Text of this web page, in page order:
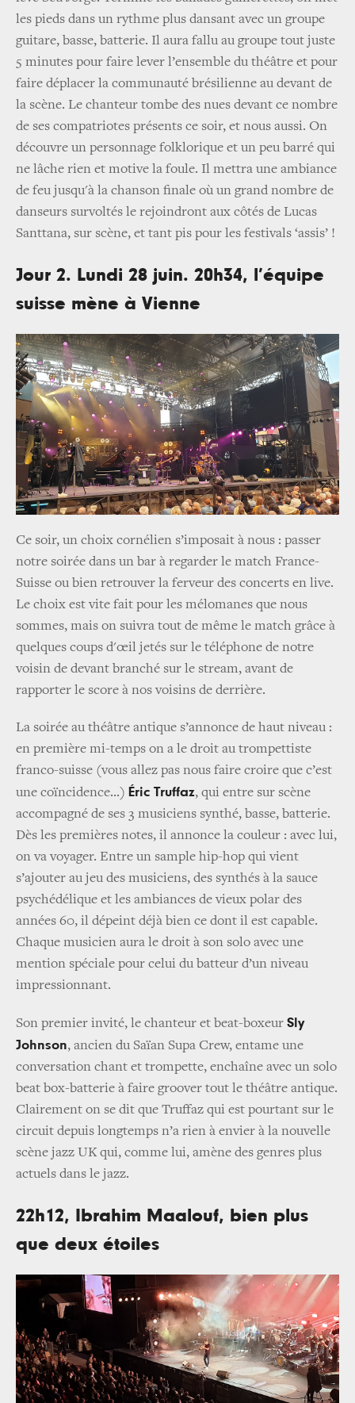
les pieds dans un rythme plus dansant avec un groupe
guitare, basse, batterie. Il aura fallu au groupe tout juste
5 minutes pour faire lever l’ensemble du théâtre et pour
faire déplacer la communauté brésilienne au devant de
la scène. Le chanteur tombe des nues devant ce nombre
de ses compatriotes présents ce soir, et nous aussi. On
découvre un personnage folklorique et un peu barré qui
ne lâche rien et motive la foule. Il mettra une ambiance
de feu jusqu'à la chanson finale où un grand nombre de
danseurs survoltés le rejoindront aux côtés de Lucas
Santtana, sur scène, et tant pis pour les festivals ‘assis’ !
Jour 2. Lundi 28 juin. 20h34, l’équipe
suisse mène à Vienne
Ce soir, un choix cornélien s’imposait à nous : passer
notre soirée dans un bar à regarder le match France-
Suisse ou bien retrouver la ferveur des concerts en live.
Le choix est vite fait pour les mélomanes que nous
sommes, mais on suivra tout de même le match grâce à
quelques coups d'œil jetés sur le téléphone de notre
voisin de devant branché sur le stream, avant de
rapporter le score à nos voisins de derrière.
La soirée au théâtre antique s’annonce de haut niveau :
en première mi-temps on a le droit au trompettiste
franco-suisse (vous allez pas nous faire croire que c’est
une coïncidence...) Éric Truffaz, qui entre sur scène
accompagné de ses 3 musiciens synthé, basse, batterie.
Dès les premières notes, il annonce la couleur : avec lui,
on va voyager. Entre un sample hip-hop qui vient
s’ajouter au jeu des musiciens, des synthés à la sauce
psychédélique et les ambiances de vieux polar des
années 60, il dépeint déjà bien ce dont il est capable.
Chaque musicien aura le droit à son solo avec une
mention spéciale pour celui du batteur d’un niveau
impressionnant.
Son premier invité, le chanteur et beat-boxeur Sly
Johnson, ancien du Saïan Supa Crew, entame une
conversation chant et trompette, enchaîne avec un solo
beat box-batterie à faire groover tout le théâtre antique.
Clairement on se dit que Truffaz qui est pourtant sur le
circuit depuis longtemps n’a rien à envier à la nouvelle
scène jazz UK qui, comme lui, amène des genres plus
actuels dans le jazz.
22h12, Ibrahim Maalouf, bien plus
que deux étoiles